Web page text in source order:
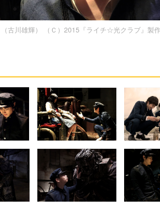
古川雄輝） （Ｃ）2015『ライチ☆光クラブ』製